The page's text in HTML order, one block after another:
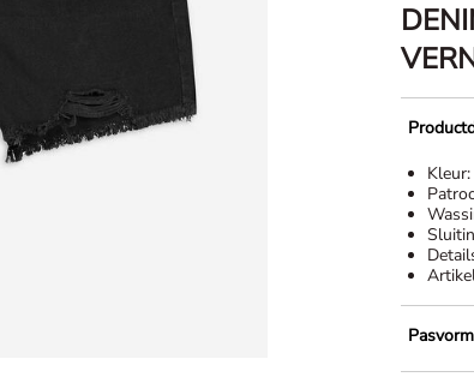
Kleur:
Pasvorm